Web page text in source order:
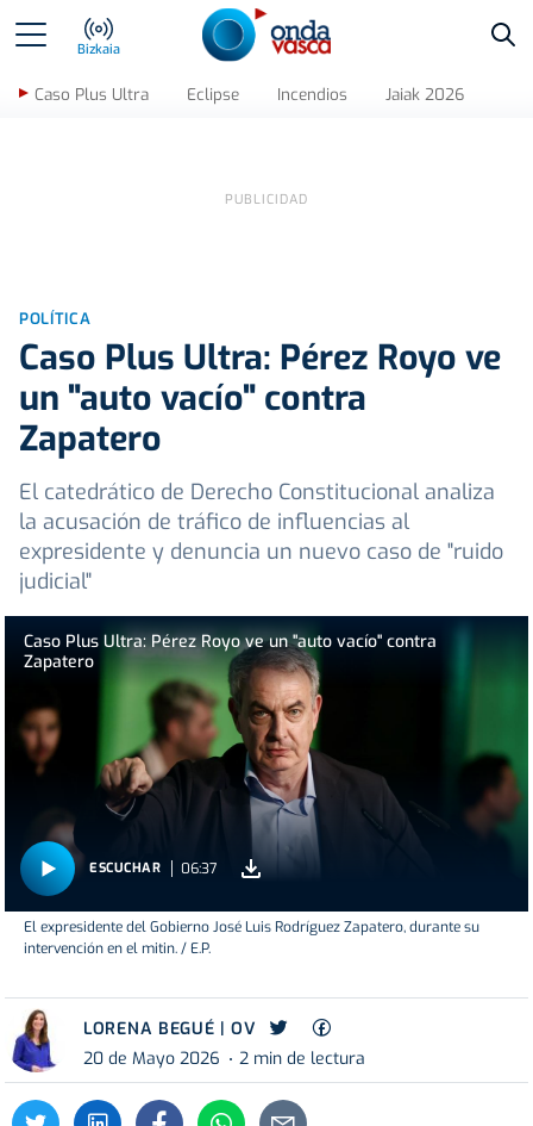
Bizkaia
Caso Plus Ultra Eclipse Incendios Jaiak 2026
POLÍTICA
Caso Plus Ultra: Pérez Royo ve
un "auto vacío" contra
Zapatero
El catedrático de Derecho Constitucional analiza
la acusación de tráfico de influencias al
expresidente y denuncia un nuevo caso de "ruido
judicial"
Caso Plus Ultra: Pérez Royo ve un "auto vacío" contra
Zapatero
ESCUCHAR 06:37
El expresidente del Gobierno José Luis Rodríguez Zapatero, durante su
intervención en el mitin. / E.P.
LORENA BEGUÉ | OV
20 de Mayo 2026
2 min de lectura